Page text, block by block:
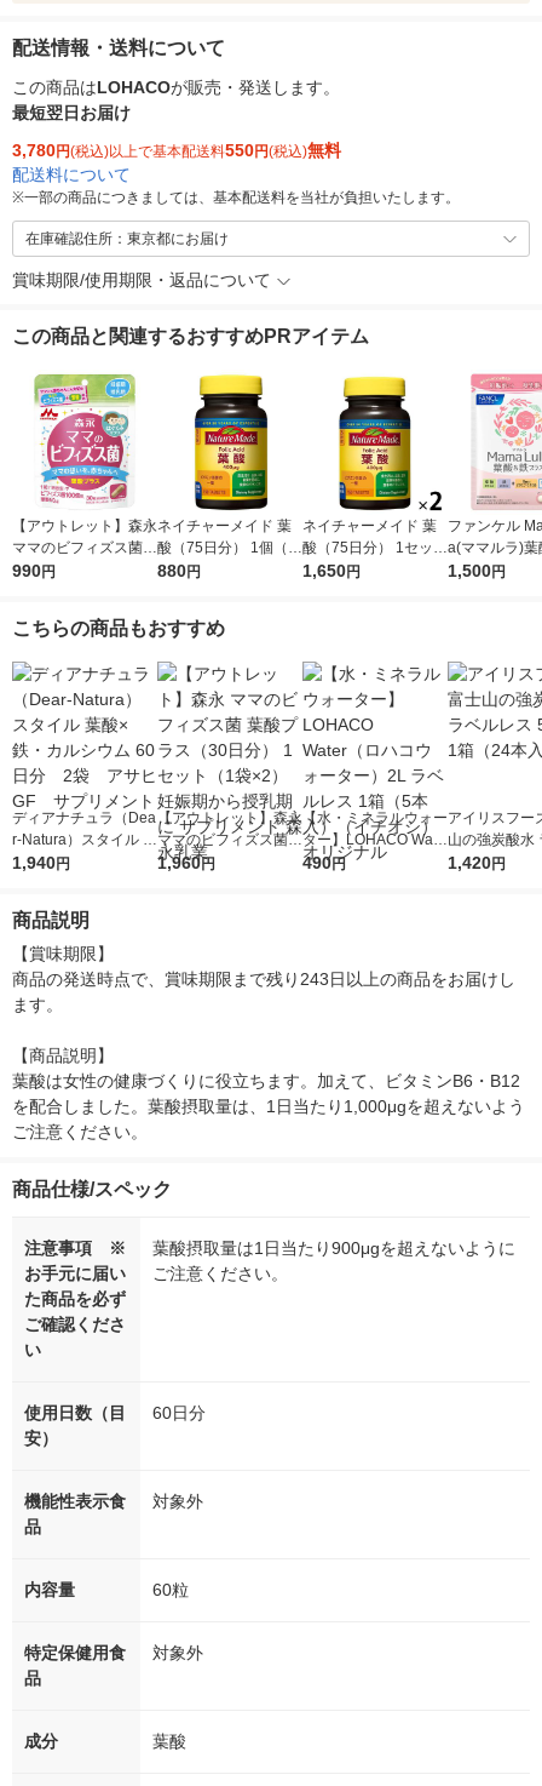
配送情報・送料について
この商品はLOHACOが販売・発送します。
最短翌日お届け
3,780円(税込)以上で基本配送料550円(税込)無料
配送料について
※一部の商品につきましては、基本配送料を当社が負担いたします。
在庫確認住所：東京都にお届け
賞味期限/使用期限・返品について
この商品と関連するおすすめPRアイテム
【アウトレット】森永
ママのビフィズス菌
葉酸プラス（30日
サプリメント 森永乳
990円
ネイチャーメイド 葉
酸（75日分） 1個（1
50粒） 大塚製薬 サプ
880円
ネイチャーメイド 葉
酸（75日分） 1セット
（1個（150粒）×2）
1,650円
ファンケル
a(ママルラ)葉
プラス 30日
1,500円
こちらの商品もおすすめ
ディアナチュラ（Dea
r-Natura）スタイル 葉
酸×鉄・カルシウム 60
1,940円
【アウトレット】森永
ママのビフィズス菌
葉酸プラス（30日
1,960円
【水・ミネラルウォー
ター】LOHACO Wate
r（ロハコウォータ
490円
アイリスフー
山の強炭酸水
レス 500ml 1
1,420円
商品説明
【賞味期限】
商品の発送時点で、賞味期限まで残り243日以上の商品をお届けし
ます。
【商品説明】
葉酸は女性の健康づくりに役立ちます。加えて、ビタミンB6・B12
を配合しました。葉酸摂取量は、1日当たり1,000μgを超えないよう
ご注意ください。
商品仕様/スペック
注意事項 ※
お手元に届い
た商品を必ず
ご確認くださ
い
葉酸摂取量は1日当たり900μgを超えないように
ご注意ください。
使用日数（目
安）
60日分
機能性表示食
品
対象外
内容量 60粒
特定保健用食
品
対象外
成分 葉酸